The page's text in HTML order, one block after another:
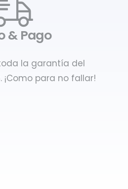
& Pago
la garantía del
para no fallar!